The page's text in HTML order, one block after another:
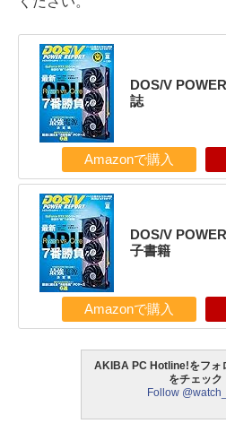
DOS/V
誌
Amazonで購入
DOS/V
子書籍
Amazonで購入
AKIBA PC Hotline!をフォ
をチェック
Follow